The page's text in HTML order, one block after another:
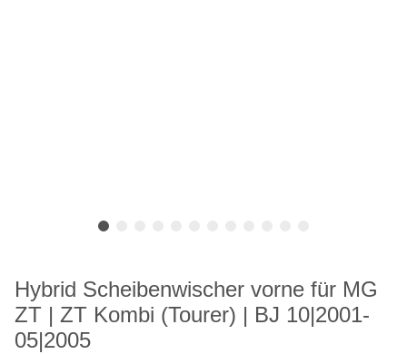
Hybrid Scheibenwischer vorne für MG
ZT | ZT Kombi (Tourer) | BJ 10|2001-
05|2005